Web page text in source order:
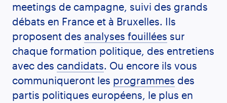
meetings de campagne, suivi des grands
débats en France et à Bruxelles. Ils
proposent des analyses fouillées sur
chaque formation politique, des entretiens
avec des candidats. Ou encore ils vous
communiqueront les programmes des
partis politiques européens, le plus en